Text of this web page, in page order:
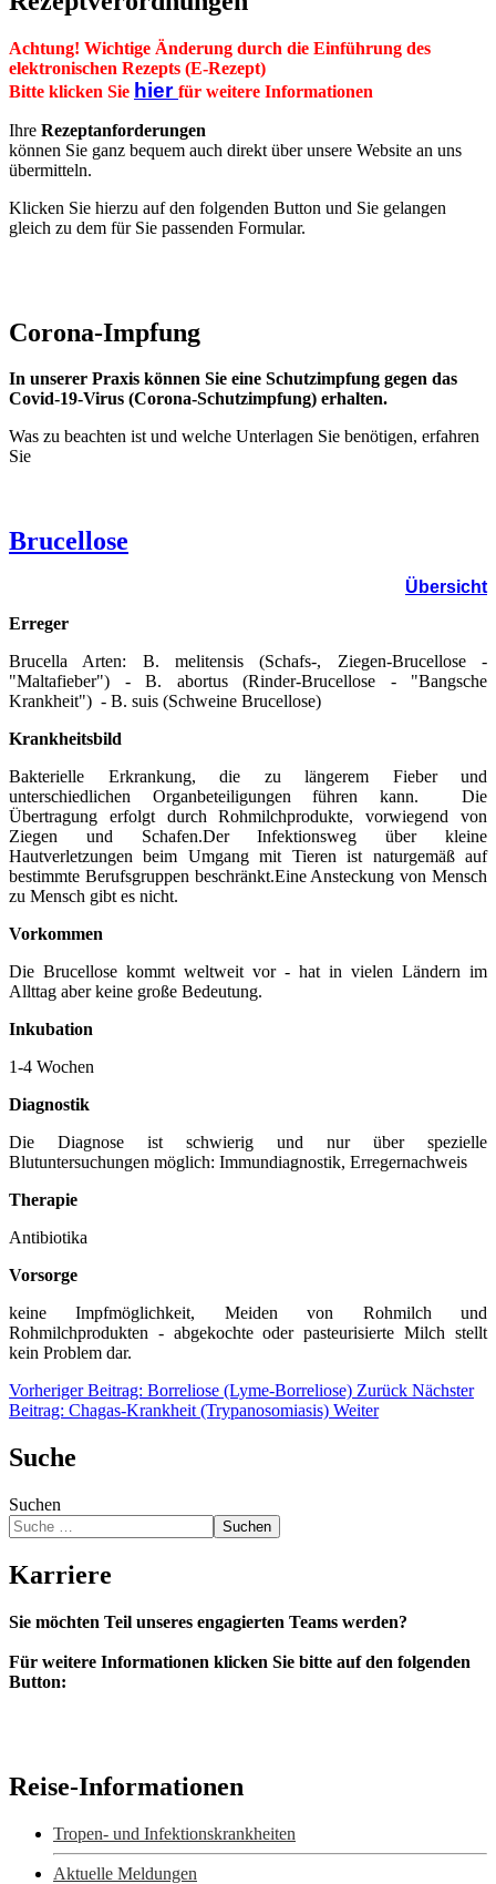
Achtung! Wichtige Änderung durch die Einführung des
elektronischen Rezepts (E-Rezept)
Bitte klicken Sie hier für weitere Informationen
Ihre Rezeptanforderungen
können Sie ganz bequem auch direkt über unsere Website an uns
übermitteln.
Klicken Sie hierzu auf den folgenden Button und Sie gelangen
gleich zu dem für Sie passenden Formular.
Corona-Impfung
In unserer Praxis können Sie eine Schutzimpfung gegen das
Covid-19-Virus (Corona-Schutzimpfung) erhalten.
Was zu beachten ist und welche Unterlagen Sie benötigen, erfahren
Sie
Brucellose
Übersicht
Erreger
Brucella Arten: B. melitensis (Schafs-, Ziegen-Brucellose -
"Maltafieber") - B. abortus (Rinder-Brucellose - "Bangsche
Krankheit") - B. suis (Schweine Brucellose)
Krankheitsbild
Bakterielle Erkrankung, die zu längerem Fieber und
unterschiedlichen Organbeteiligungen führen kann. Die
Übertragung erfolgt durch Rohmilchprodukte, vorwiegend von
Ziegen und Schafen.Der Infektionsweg über kleine
Hautverletzungen beim Umgang mit Tieren ist naturgemäß auf
bestimmte Berufsgruppen beschränkt.Eine Ansteckung von Mensch
zu Mensch gibt es nicht.
Vorkommen
Die Brucellose kommt weltweit vor - hat in vielen Ländern im
Allttag aber keine große Bedeutung.
Inkubation
1-4 Wochen
Diagnostik
Die Diagnose ist schwierig und nur über spezielle
Blutuntersuchungen möglich: Immundiagnostik, Erregernachweis
Therapie
Antibiotika
Vorsorge
keine Impfmöglichkeit, Meiden von Rohmilch und
Rohmilchprodukten - abgekochte oder pasteurisierte Milch stellt
kein Problem dar.
Vorheriger Beitrag: Borreliose (Lyme-Borreliose) Zurück Nächster
Beitrag: Chagas-Krankheit (Trypanosomiasis) Weiter
Suche
Suchen
Suchen
Karriere
Sie möchten Teil unseres engagierten Teams werden?
Für weitere Informationen klicken Sie bitte auf den folgenden
Button:
Reise-Informationen
Tropen- und Infektionskrankheiten
Aktuelle Meldungen